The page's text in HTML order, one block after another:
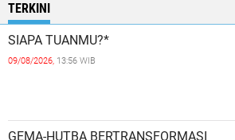
TERKINI
SIAPA TUANMU?*
09/08/2026, 13:56 WIB
GEMA-HUTBA BERTRANSFORMASI